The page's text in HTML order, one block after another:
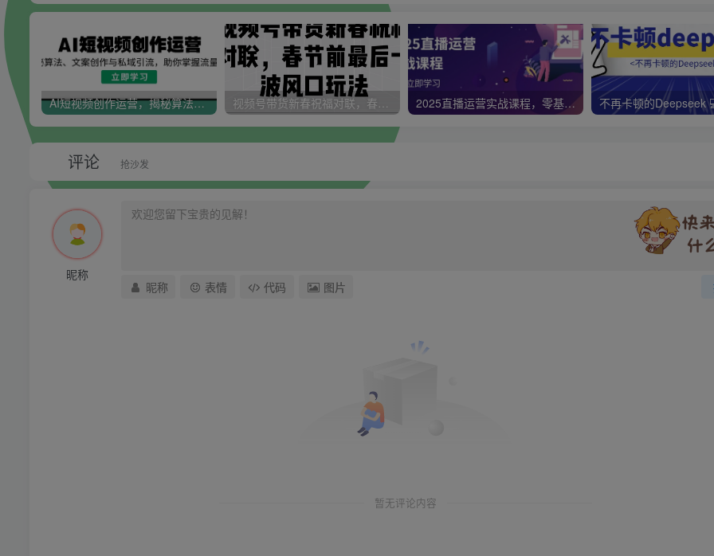
AI短视频创作运营，揭秘算法、文案创作与私域引流，助你掌握流量密码 2025直播运营实战课程，零基础入门到流量优化，快速提升直播间表现 不再卡顿的Deepseek
评论 抢沙发
昵称
昵称 表情 代码 图片
暂无评论内容